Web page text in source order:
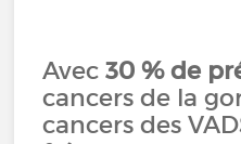
Avec30 % de
cancers de la
cancers des